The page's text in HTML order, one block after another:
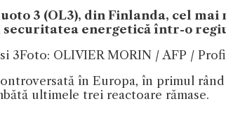
3 (OL3), din Finlanda, cel
energetică într-o
3Foto: OLIVIER MORIN / AFP /
în Europa, în primul
ultimele trei reactoare rămase.